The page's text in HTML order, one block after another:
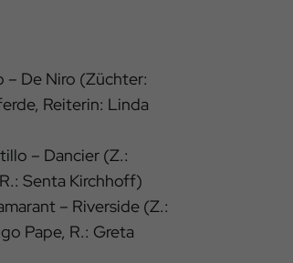
– De Niro (Züchter:
Reiterin: Linda
– Dancier (Z.:
Senta Kirchhoff)
– Riverside (Z.:
Pape, R.: Greta